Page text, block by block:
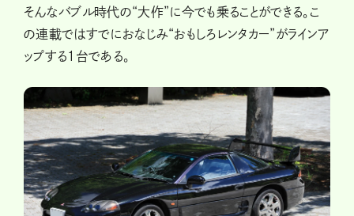
そんなバブル時代の“大作”に今でも乗ることができる。こ
の連載ではすでにおなじみ“おもしろレンタカー”がラインア
ップする１台である。